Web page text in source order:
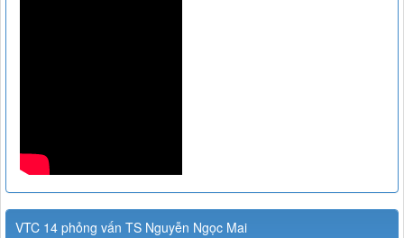
VTC 14 phỏng vấn TS Nguyễn Ngọc Mai